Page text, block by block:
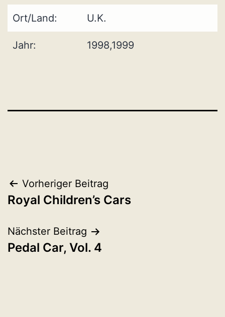
Ort/Land: U.K.
Jahr: 1998,1999
Beitragsnavigation
Vorheriger Beitrag
Royal Children’s Cars
Nächster Beitrag
Pedal Car, Vol. 4